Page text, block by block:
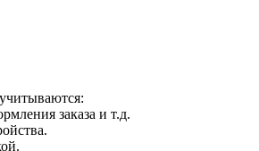
заказа и т.д.